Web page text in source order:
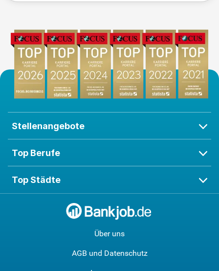
Stellenangebote
Top Berufe
Top Städte
Über uns
AGB und Datenschutz